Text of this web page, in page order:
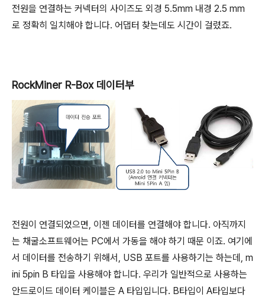
전원을 연결하는 커넥터의 사이즈도 외경 5.5mm 내경 2.5 mm
로 정확히 일치해야 합니다. 어댑터 찾는데도 시간이 걸렸죠.
RockMiner R-Box 데이터부
전원이 연결되었으면, 이젠 데이터를 연결해야 합니다. 아직까지
는 채굴소프트웨어는 PC에서 가동을 해야 하기 때문 이죠. 여기에
서 데이터를 전송하기 위해서, USB 포트를 사용하기는 하는데, m
ini 5pin B 타입을 사용해야 합니다. 우리가 일반적으로 사용하는
안드로이드 데이터 케이블은 A 타입입니다. B타입이 A타입보다